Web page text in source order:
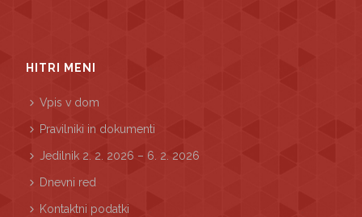
HITRI MENI
Vpis v dom
Pravilniki in dokumenti
Jedilnik 2. 2. 2026 – 6. 2. 2026
Dnevni red
Kontaktni podatki